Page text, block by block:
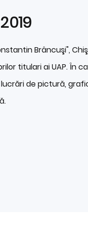
Brâncuşi",
titulari ai UAP. În
de pictură,